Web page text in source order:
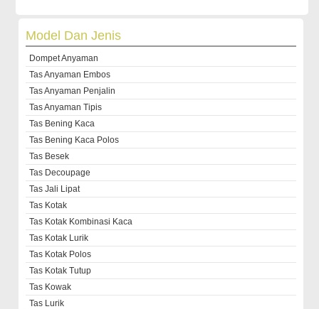
Model Dan Jenis
Dompet Anyaman
Tas Anyaman Embos
Tas Anyaman Penjalin
Tas Anyaman Tipis
Tas Bening Kaca
Tas Bening Kaca Polos
Tas Besek
Tas Decoupage
Tas Jali Lipat
Tas Kotak
Tas Kotak Kombinasi Kaca
Tas Kotak Lurik
Tas Kotak Polos
Tas Kotak Tutup
Tas Kowak
Tas Lurik